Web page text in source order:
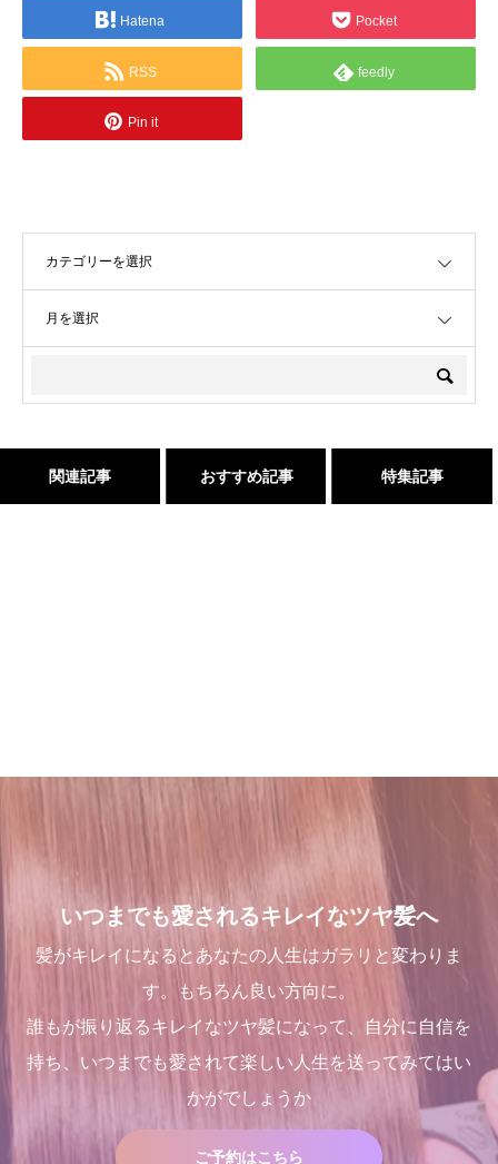
Hatena Pocket
RSS feedly
Pin it
関連記事 おすすめ記事 特集記事
くせ毛が扱いやすくなるたっ
た１つのカットの仕方
2021.09.04
これで完璧!!今風な髪型のハ
イライトはこう入れるべし
2018.09.04
店継いでくれる人探していま
Champs des Lilas [シャン
デリラ] 青森県[三沢市]の髪
ート美容室 です。
2017.12.16
店継いでくれる人探していま
2025.12.11
１００％の髪質改善！ シャ
ンデリラの髪質改善システム
とは
2024.09.12
三沢市で唯一あなたの髪が綺
麗になる美容室シャンデリラ
で、いつまでも愛される綺麗
なツヤ髪へ
髪が綺麗になった後の素晴ら
しい世界と、シャンデリラの
2022.02.13
いつまでも愛されるキレイなツヤ髪へ
髪がキレイになるとあなたの人生はガラリと変わりま
す。もちろん良い方向に。
誰もが振り返るキレイなツヤ髪になって、自分に自信を
持ち、いつまでも愛されて楽しい人生を送ってみてはい
かがでしょうか
ご予約はこちら